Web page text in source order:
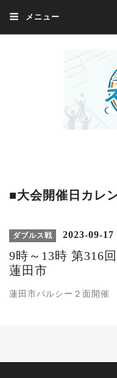
メニュー
■大会開催日カレ
ダブルス戦 2023-09-17
9時～13時 第316
蓮田市
蓮田市パルシー２面開催